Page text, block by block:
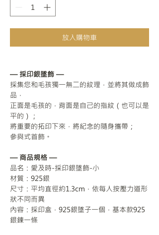
放入購物車
— 採印銀墜飾 —
採集您和毛孩獨一無二的紋理，並將其做成飾
品，
正面是毛孩的，背面是自己的指紋（也可以是
平的）；
將重要的拓印下來，將紀念的隨身攜帶；
參與式首飾。
— 商品規格 —
品名：愛及時-採印銀墜飾-小
材質：925銀
尺寸：平均直徑約1.3cm，依每人按壓力道形
狀不同而異
內容：採印盒，925銀墜子一個，基本款925
銀鍊一條